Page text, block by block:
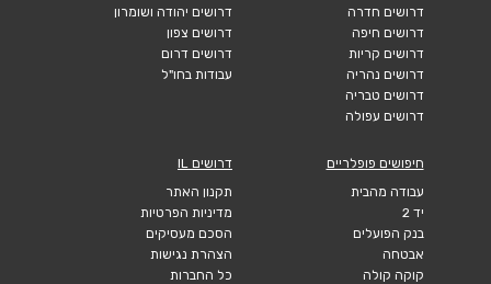
דרושים חדרה
דרושים חיפה
דרושים קריות
דרושים נהריה
דרושים טבריה
דרושים עפולה
דרושים יהודה ושומרון
דרושים צפון
דרושים דרום
עבודות בחו"ל
חיפושים פופלריים
עבודה מהבית
יד 2
בנק הפועלים
אבטחה
קוקה קולה
דרושים IL
תקנון האתר
מדיניות הפרטיות
הסכם מעסיקים
הצהרת נגישות
כל החברות